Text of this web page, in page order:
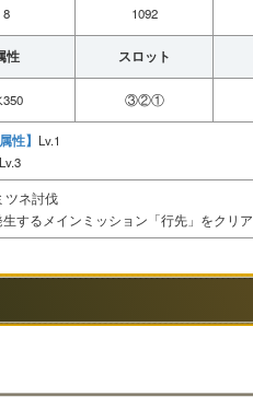
8 1092
性 スロット
③②①
性】 Lv.1
Lv.3
ネ討伐
生するメインミッション「行先」をクリア